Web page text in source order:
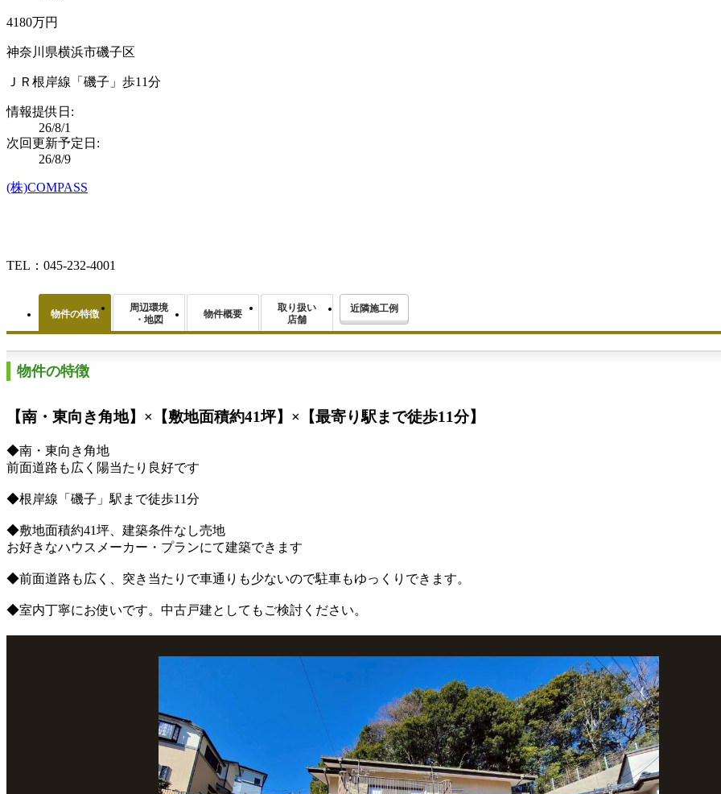
4180万円
神奈川県横浜市磯子区
ＪＲ根岸線「磯子」歩11分
情報提供日:
26/8/1
次回更新予定日:
26/8/9
(株)COMPASS
TEL：045-232-4001
物件の特徴
周辺環境
・地図
物件概要
取り扱い
店舗
近隣施工例
物件の特徴
【南・東向き角地】×【敷地面積約41坪】×【最寄り駅まで徒歩11分】
◆南・東向き角地
前面道路も広く陽当たり良好です
◆根岸線「磯子」駅まで徒歩11分
◆敷地面積約41坪、建築条件なし売地
お好きなハウスメーカー・プランにて建築できます
◆前面道路も広く、突き当たりで車通りも少ないので駐車もゆっくりできます。
◆室内丁寧にお使いです。中古戸建としてもご検討ください。